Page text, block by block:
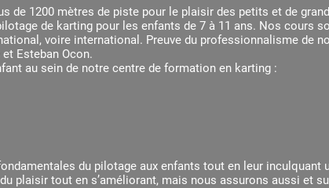
de 1200 mètres de piste pour le plaisir des petits et de
de karting pour les enfants de 7 à 11 ans. Nos cours
voire international. Preuve du professionnalisme de
Esteban Ocon.
au sein de notre centre de formation en karting :
du pilotage aux enfants tout en leur
plaisir tout en s’améliorant, mais nous assurons aussi et